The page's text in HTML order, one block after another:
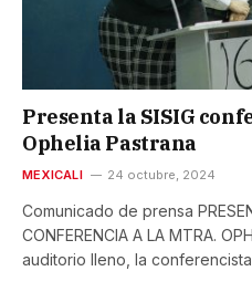
Presenta la SISIG
Ophelia Pastrana
MEXICALI 24 octubre, 2024
Comunicado de prensa
CONFERENCIA A LA MTRA.
auditorio lleno, la